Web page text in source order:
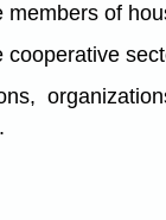
members of
cooperative